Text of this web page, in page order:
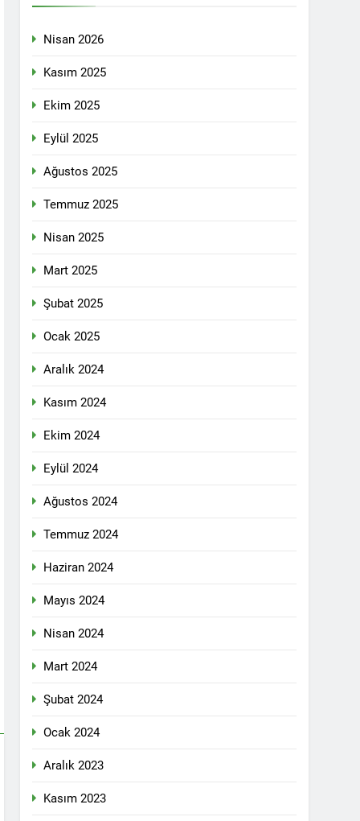
oldu.
Dönem Stratejileri” üzerine bir
ili Kızıltepe ilçe kongresi yapıldı.
kamuoyu ile paylaşmayı kararlaştırdı.
1 Yıl Ago
ADİL BİR DÜZEN UMUDUMUZU
Halepçe Soykırımının Yaraları,
içermiyor.
feshi en başta Kürt halkının yararına
Bugün 8 Mart Dünya
Nisan 2026
Kasım 2025
Ekim 2025
Eylül 2025
Ağustos 2025
Temmuz 2025
Nisan 2025
Mart 2025
Şubat 2025
Ocak 2025
Aralık 2024
Kasım 2024
Ekim 2024
Eylül 2024
Ağustos 2024
Temmuz 2024
Haziran 2024
Mayıs 2024
Nisan 2024
Mart 2024
Şubat 2024
Ocak 2024
Aralık 2023
Kasım 2023